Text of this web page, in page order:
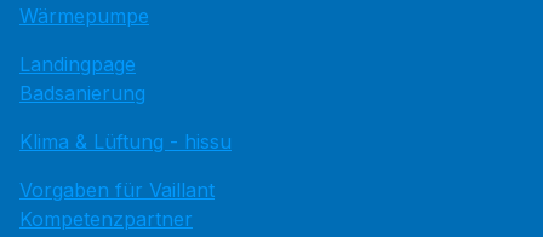
Wärmepumpe
Landingpage
Badsanierung
Klima & Lüftung - hissu
Vorgaben für Vaillant
Kompetenzpartner